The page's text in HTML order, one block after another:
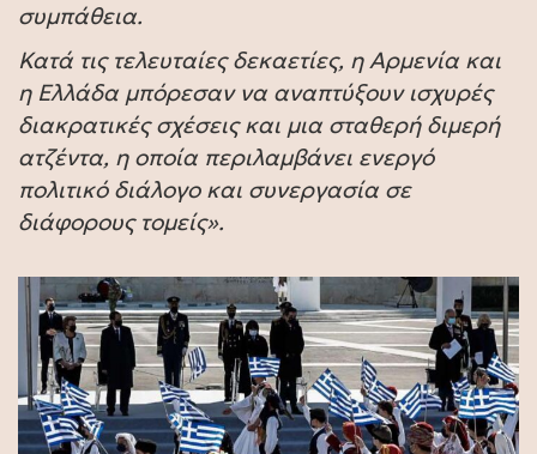
συμπάθεια.
Κατά τις τελευταίες δεκαετίες, η Αρμενία και
η Ελλάδα μπόρεσαν να αναπτύξουν ισχυρές
διακρατικές σχέσεις και μια σταθερή διμερή
ατζέντα, η οποία περιλαμβάνει ενεργό
πολιτικό διάλογο και συνεργασία σε
διάφορους τομείς».